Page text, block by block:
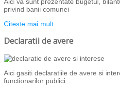
privind banii comunei
Citeste mai mult
Declaratii de avere
Aici gasiti declaratiile de avere si
functionarilor publici...